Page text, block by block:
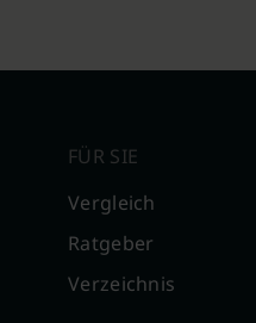
FÜR SIE
Vergleich
Ratgeber
Verzeichnis